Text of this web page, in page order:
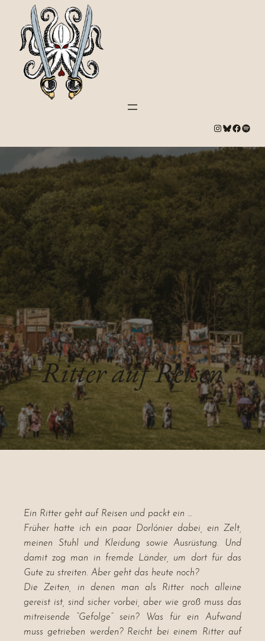
# Bluesky # Spotify
Ritter auf Reisen
Ein Ritter geht auf Reisen und packt ein …
Früher hatte ich ein paar Dorlónier dabei, ein Zelt,
meinen Stuhl und Kleidung sowie Ausrüstung. Und
damit zog man in fremde Länder, um dort für das
Gute zu streiten. Aber geht das heute noch?
Die Zeiten, in denen man als Ritter noch alleine
gereist ist, sind sicher vorbei, aber wie groß muss das
mitreisende “Gefolge” sein? Was für ein Aufwand
muss getrieben werden? Reicht bei einem Ritter auf